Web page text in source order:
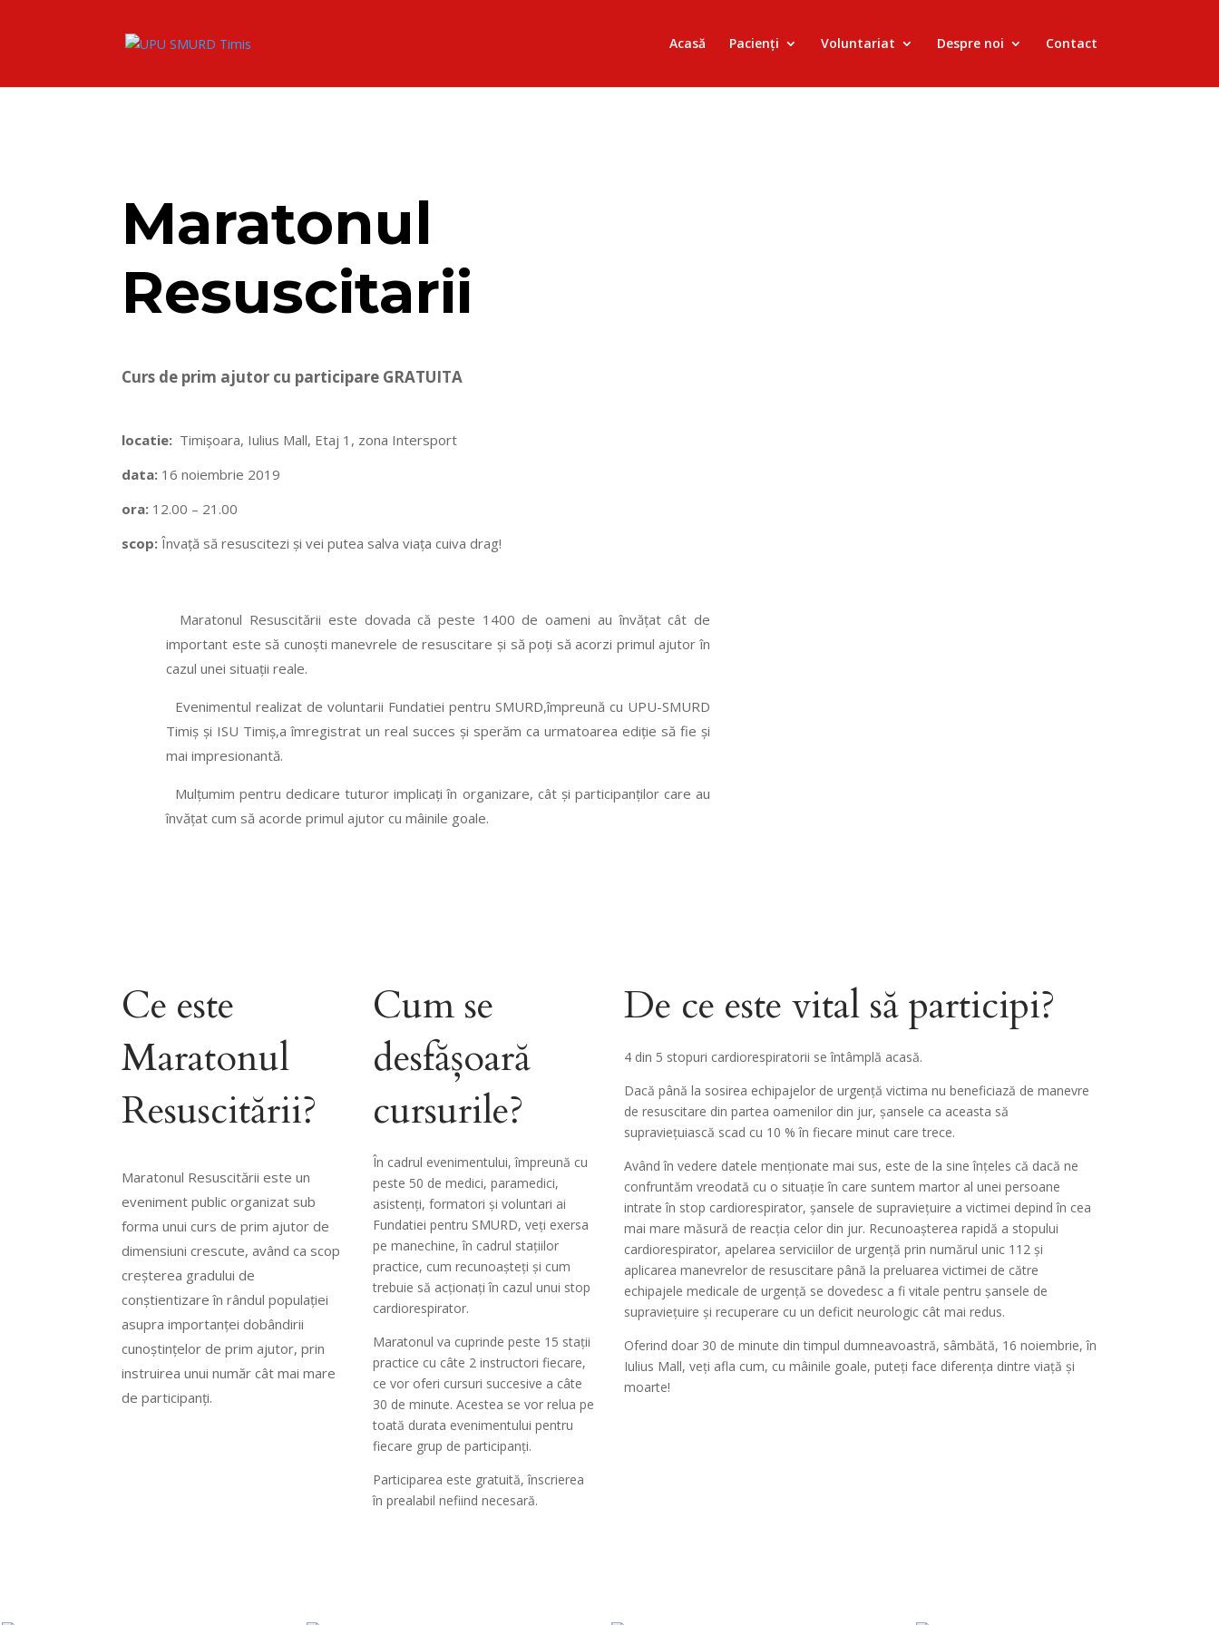
Acasă Pacienți Voluntariat Despre noi Contact
Maratonul
Resuscitarii
Curs de prim ajutor cu participare GRATUITA
locatie: Timișoara, Iulius Mall, Etaj 1, zona Intersport
data: 16 noiembrie 2019
ora: 12.00 – 21.00
scop: Învață să resuscitezi și vei putea salva viața cuiva drag!
Maratonul Resuscitării este dovada că peste 1400 de oameni au învățat cât de
important este să cunoști manevrele de resuscitare și să poți să acorzi primul ajutor în
cazul unei situații reale.
Evenimentul realizat de voluntarii Fundatiei pentru SMURD,împreună cu UPU-SMURD
Timiș și ISU Timiș,a îmregistrat un real succes și sperăm ca urmatoarea ediție să fie și
mai impresionantă.
Mulțumim pentru dedicare tuturor implicați în organizare, cât și participanților care au
învățat cum să acorde primul ajutor cu mâinile goale.
Ce este
Maratonul
Resuscitării?
Maratonul Resuscitării este un
eveniment public organizat sub
forma unui curs de prim ajutor de
dimensiuni crescute, având ca scop
creșterea gradului de
conștientizare în rândul populației
asupra importanței dobândirii
cunoștințelor de prim ajutor, prin
instruirea unui număr cât mai mare
de participanți.
Cum se
desfășoară
cursurile?
În cadrul evenimentului, împreună cu
peste 50 de medici, paramedici,
asistenți, formatori și voluntari ai
Fundatiei pentru SMURD, veți exersa
pe manechine, în cadrul stațiilor
practice, cum recunoașteți și cum
trebuie să acționați în cazul unui stop
cardiorespirator.
Maratonul va cuprinde peste 15 stații
practice cu câte 2 instructori fiecare,
ce vor oferi cursuri succesive a câte
30 de minute. Acestea se vor relua pe
toată durata evenimentului pentru
fiecare grup de participanți.
Participarea este gratuită, înscrierea
în prealabil nefiind necesară.
De ce este vital să participi?
4 din 5 stopuri cardiorespiratorii se întâmplă acasă.
Dacă până la sosirea echipajelor de urgență victima nu beneficiază de manevre
de resuscitare din partea oamenilor din jur, șansele ca aceasta să
supraviețuiască scad cu 10 % în fiecare minut care trece.
Având în vedere datele menționate mai sus, este de la sine înțeles că dacă ne
confruntăm vreodată cu o situație în care suntem martor al unei persoane
intrate în stop cardiorespirator, șansele de supraviețuire a victimei depind în cea
mai mare măsură de reacția celor din jur. Recunoașterea rapidă a stopului
cardiorespirator, apelarea serviciilor de urgență prin numărul unic 112 și
aplicarea manevrelor de resuscitare până la preluarea victimei de către
echipajele medicale de urgență se dovedesc a fi vitale pentru șansele de
supraviețuire și recuperare cu un deficit neurologic cât mai redus.
Oferind doar 30 de minute din timpul dumneavoastră, sâmbătă, 16 noiembrie, în
Iulius Mall, veți afla cum, cu mâinile goale, puteți face diferența dintre viață și
moarte!